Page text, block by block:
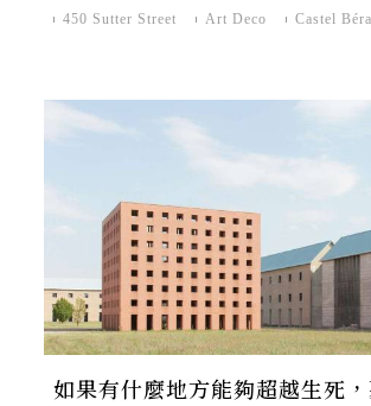
450 Sutter Street Art Deco Castel
如果有什麼地方能夠超越生死